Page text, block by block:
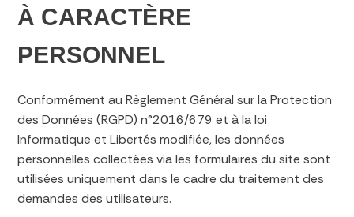
À CARACTÈRE
PERSONNEL
Conformément au Règlement Général sur la Protection
des Données (RGPD) n°2016/679 et à la loi
Informatique et Libertés modifiée, les données
personnelles collectées via les formulaires du site sont
utilisées uniquement dans le cadre du traitement des
demandes des utilisateurs.